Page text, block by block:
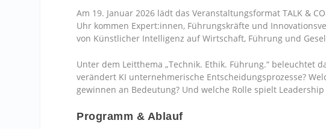
Am 19. Januar 2026 lädt das Veranstaltungsformat TALK &
Uhr kommen Expert:innen, Führungskräfte und
von Künstlicher Intelligenz auf Wirtschaft, Führung und
Unter dem Leitthema „Technik. Ethik. Führung.“ beleuchtet
verändert KI unternehmerische Entscheidungsprozesse?
gewinnen an Bedeutung? Und welche Rolle spielt
Programm & Ablauf